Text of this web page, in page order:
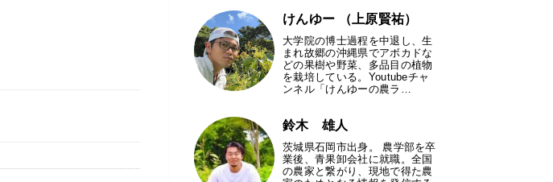
けんゆー （上原賢祐）
大学院の博士過程を中退し、生
まれ故郷の沖縄県でアボカドな
どの果樹や野菜、多品目の植物
を栽培している。Youtubeチャ
ンネル「けんゆーの農ラ…
鈴木 雄人
茨城県石岡市出身。 農学部を卒
業後、青果卸会社に就職。全国
の農家と繋がり、現地で得た農